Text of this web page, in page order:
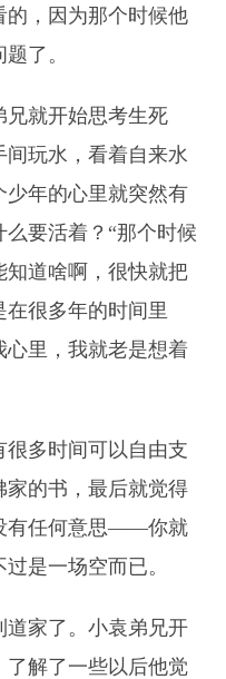
，因为那个时候他
了。
兄就开始思考生死
玩水，看着自来水
少年的心里就突然有
要活着？“那个时候
知道啥啊，很快就把
很多年的时间里
里，我就老是想着
多时间可以自由支
的书，最后就觉得
有任何意思——你就
是一场空而已。
家了。小袁弟兄开
解了一些以后他觉